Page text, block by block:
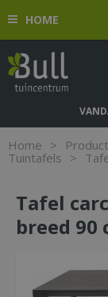
n
o
HOME
Home >
Tuintafels >
Tafel
breed 90